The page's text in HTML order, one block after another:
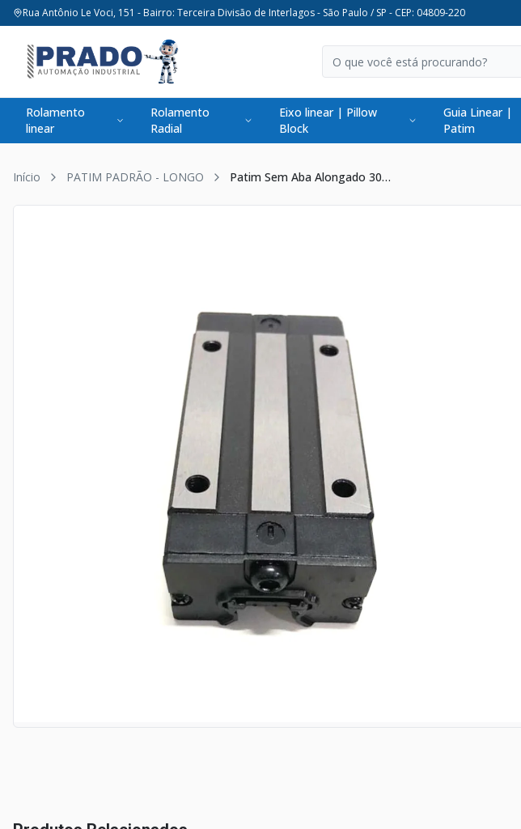
Rua Antônio Le Voci, 151 - Bairro: Terceira Divisão de Interlagos - São Paulo / SP - CEP: 04809-220
Rolamento
linear
Rolamento
Radial
Eixo linear | Pillow
Block
Guia Linear |
Patim
Início PATIM PADRÃO - LONGO Patim Sem Aba Alongado 30mm